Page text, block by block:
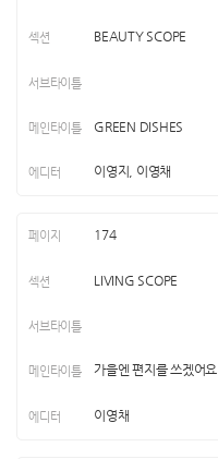
BEAUTY SCOPE
GREEN DISHES
이영지, 이영채
174
LIVING SCOPE
가을엔 편지를 쓰겠어요
이영채